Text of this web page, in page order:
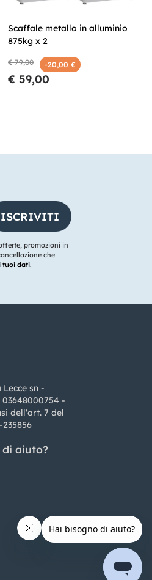
Scaffale metallo in alluminio
875kg x 2
€ 79,00 -20,00 €
€ 59,00
promozioni in
che
tuoi dati.
Lecce sn -
03648000754 -
dell'art. 7 del
di aiuto?
youtube
on LinkedIn